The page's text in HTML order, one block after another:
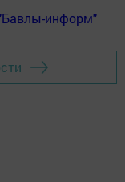
информ"